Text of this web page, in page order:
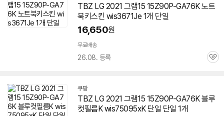
TBZ LG 2021 그램15 15Z90P-GA76K 노트
북키스킨 wis3671Je 1개 단일
16,650원
무료배송
26.08. 등록
관
쿠팡
TBZ LG 2021 그램15 15Z90P-GA76K 블루
컷필름K wis75095xK 단일 단일 1개